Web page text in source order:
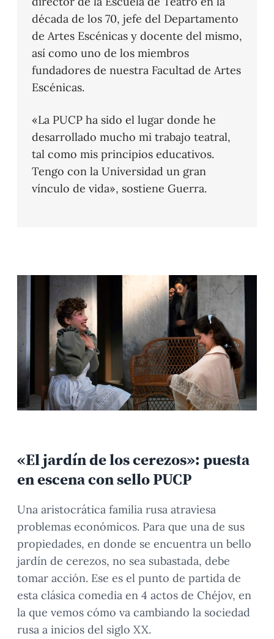
década de los 70, jefe del Departamento
de Artes Escénicas y docente del mismo,
así como uno de los miembros
fundadores de nuestra Facultad de Artes
Escénicas.
«La PUCP ha sido el lugar donde he
desarrollado mucho mi trabajo teatral,
tal como mis principios educativos.
Tengo con la Universidad un gran
vínculo de vida», sostiene Guerra.
«El jardín de los cerezos»: puesta
en escena con sello PUCP
Una aristocrática familia rusa atraviesa
problemas económicos. Para que una de sus
propiedades, en donde se encuentra un bello
jardín de cerezos, no sea subastada, debe
tomar acción. Ese es el punto de partida de
esta clásica comedia en 4 actos de Chéjov, en
la que vemos cómo va cambiando la sociedad
rusa a inicios del siglo XX.